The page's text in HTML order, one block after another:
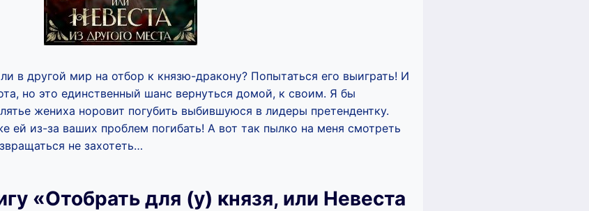
в другой мир на отбор к князю-дракону? Попытаться его выиграть! И
но это единственный шанс вернуться домой, к своим. Я бы
жениха норовит погубить выбившуюся в лидеры претендентку.
ей из-за ваших проблем погибать! А вот так пылко на меня смотреть
не захотеть…
«Отобрать для (у) князя, или Невеста